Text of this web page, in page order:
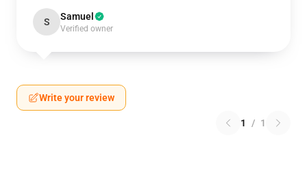
S Samuel
Verified owner
Write your review
1 / 1